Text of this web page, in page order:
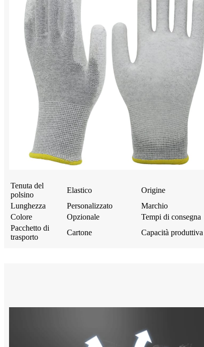
Tenuta del
polsino
Elastico Origine
Lunghezza
Personalizzato Marchio
Colore
Opzionale Tempi di consegna
Pacchetto di
trasporto
Cartone Capacità produttiva